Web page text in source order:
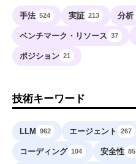
手法 524 実証 213 分析
ベンチマーク・リソース 37
ポジション 21
技術キーワード
LLM 962 エージェント 267
コーディング 104 安全性 85